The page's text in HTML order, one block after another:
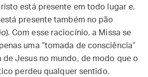
está presente em todo lugar e,
presente também no pão
). Com esse raciocínio, a Missa se
uma “tomada de consciência”
de Jesus no mundo, de modo que o
perdeu qualquer sentido.